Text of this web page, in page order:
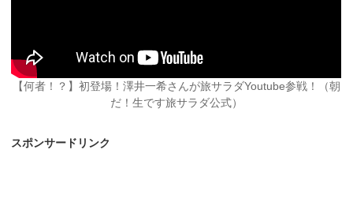
【何者！？】初登場！澤井一希さんが旅サラダYoutube参戦！（朝
だ！生です旅サラダ公式）
スポンサードリンク